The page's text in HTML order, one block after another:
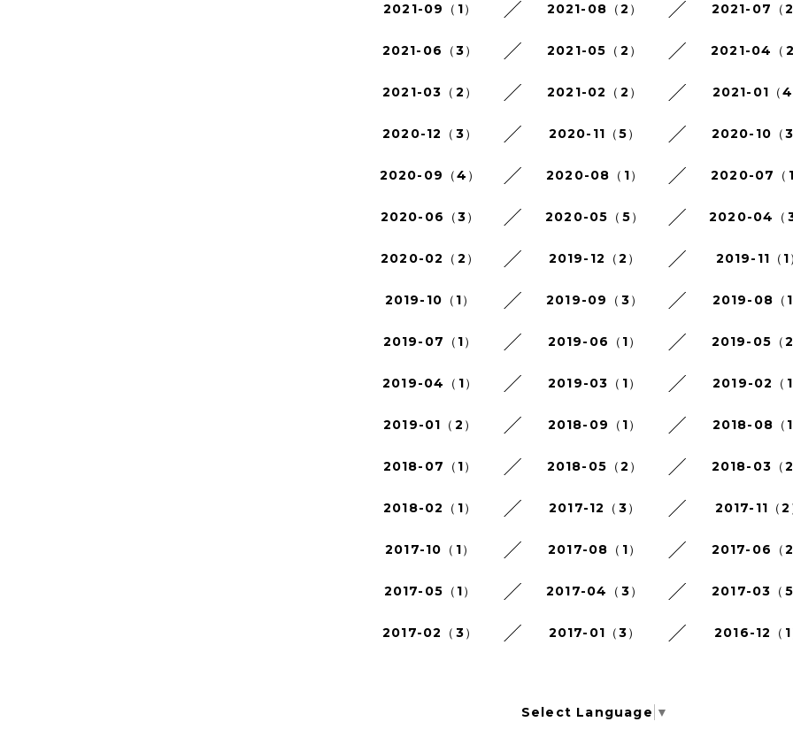
2021-09（1） 2021-08（2） 2021-07（2
2021-06（3） 2021-05（2） 2021-04（2
2021-03（2） 2021-02（2） 2021-01（4
2020-12（3） 2020-11（5） 2020-10（3
2020-09（4） 2020-08（1） 2020-07（1
2020-06（3） 2020-05（5） 2020-04（3
2020-02（2） 2019-12（2） 2019-11（1
2019-10（1） 2019-09（3） 2019-08（1
2019-07（1） 2019-06（1） 2019-05（2
2019-04（1） 2019-03（1） 2019-02（1
2019-01（2） 2018-09（1） 2018-08（1
2018-07（1） 2018-05（2） 2018-03（2
2018-02（1） 2017-12（3） 2017-11（2
2017-10（1） 2017-08（1） 2017-06（2
2017-05（1） 2017-04（3） 2017-03（5
2017-02（3） 2017-01（3） 2016-12（1
Select Language ▼